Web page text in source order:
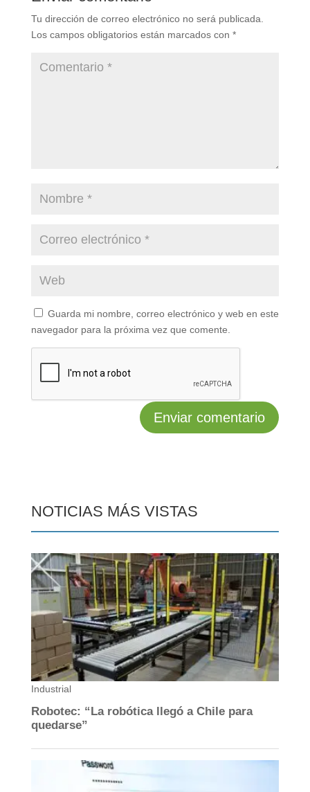
Tu dirección de correo electrónico no será publicada.
Los campos obligatorios están marcados con *
Guarda mi nombre, correo electrónico y web en este
navegador para la próxima vez que comente.
NOTICIAS MÁS VISTAS